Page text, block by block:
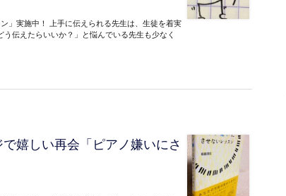
」実施中！ 上手に伝えられる先生は、生徒を着実
伝えたらいいか？」と悩んでいる先生も少なく
嬉しい再会「ピアノ嫌いにさ